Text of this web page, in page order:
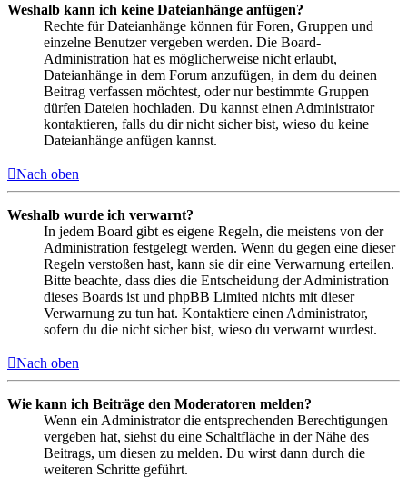
Weshalb kann ich keine Dateianhänge anfügen?
Rechte für Dateianhänge können für Foren, Gruppen und
einzelne Benutzer vergeben werden. Die Board-
Administration hat es möglicherweise nicht erlaubt,
Dateianhänge in dem Forum anzufügen, in dem du deinen
Beitrag verfassen möchtest, oder nur bestimmte Gruppen
dürfen Dateien hochladen. Du kannst einen Administrator
kontaktieren, falls du dir nicht sicher bist, wieso du keine
Dateianhänge anfügen kannst.
Nach oben
Weshalb wurde ich verwarnt?
In jedem Board gibt es eigene Regeln, die meistens von der
Administration festgelegt werden. Wenn du gegen eine dieser
Regeln verstoßen hast, kann sie dir eine Verwarnung erteilen.
Bitte beachte, dass dies die Entscheidung der Administration
dieses Boards ist und phpBB Limited nichts mit dieser
Verwarnung zu tun hat. Kontaktiere einen Administrator,
sofern du die nicht sicher bist, wieso du verwarnt wurdest.
Nach oben
Wie kann ich Beiträge den Moderatoren melden?
Wenn ein Administrator die entsprechenden Berechtigungen
vergeben hat, siehst du eine Schaltfläche in der Nähe des
Beitrags, um diesen zu melden. Du wirst dann durch die
weiteren Schritte geführt.